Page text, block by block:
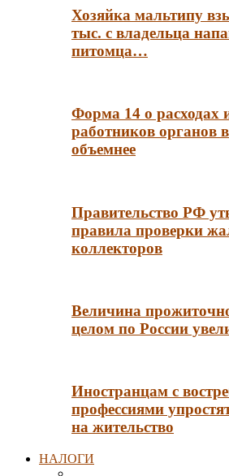
Хозяйка мальтипу
тыс. с владельца
питомца…
Форма 14 о расходах
работников органов
объемнее
Правительство РФ
правила проверки
коллекторов
Величина
целом по России
Иностранцам с
профессиями
на жительство
НАЛОГИ